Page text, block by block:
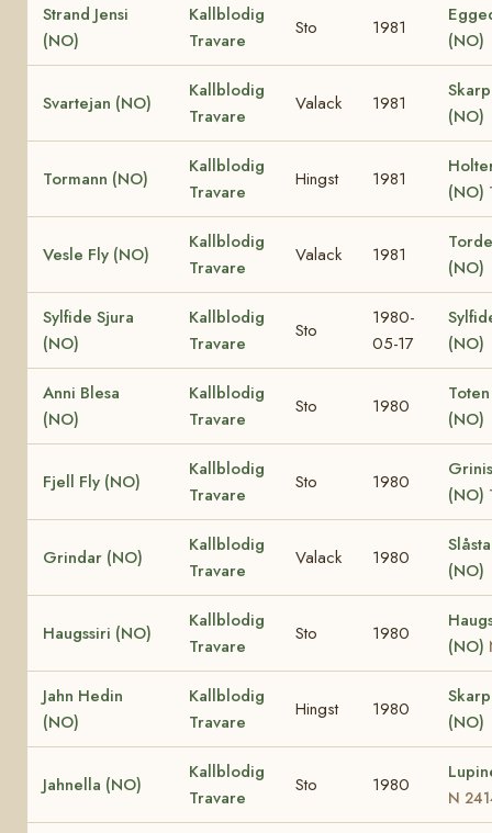
Strand Jensi
(NO)
Kallblodig
Travare
Sto 1981
(NO)
Svartejan (NO)
Kallblodig
Travare
Valack 1981
(NO)
Tormann (NO)
Kallblodig
Travare
Hingst 1981
(NO)
Vesle Fly (NO)
Kallblodig
Travare
Valack 1981
(NO)
Sylfide Sjura
(NO)
Kallblodig
Travare
Sto
1980-
05-17
(NO)
Anni Blesa
(NO)
Kallblodig
Travare
Sto 1980
(NO)
Fjell Fly (NO)
Kallblodig
Travare
Sto 1980
(NO)
Grindar (NO)
Kallblodig
Travare
Valack 1980
(NO)
Haugssiri (NO)
Kallblodig
Travare
Sto 1980
(NO)
Jahn Hedin
(NO)
Kallblodig
Travare
Hingst 1980
(NO)
Jahnella (NO)
Kallblodig
Travare
Sto 1980
N